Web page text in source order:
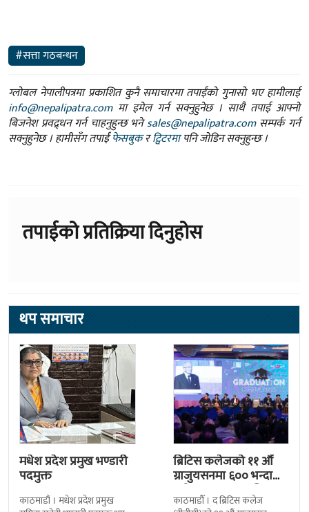
#सत्ता गठबन्धन
ग्लोबल नेपालीपत्रमा प्रकाशित कुनै समाचारमा तपाईंको गुनासो भए हामीलाई
info@nepalipatra.comमा इमेल गर्न सक्नुहुनेछ । साथै तपाई आफ्नो
बिजनेश प्रवद्र्धन गर्न चाहनुहुन्छ भनेsales@nepalipatra.comसम्पर्क गर्न
सक्नुहुनेछ । हामीसँग तपाईंफेसबुकरट्विटरमापनि जोडिन सक्नुहुन्छ ।
तपाईको प्रतिक्रिया दिनुहोस
थप समाचार
मधेश प्रदेश प्रमुख भण्डारी
पदमुक्त
काठमाडौं । मधेश प्रदेश प्रमुख
ब्रिटिस कलेजको ११ औँ
ग्राजुयसनमा ६०० भन्दा
बढी ग्राजुयट सम्मानित
काठमाडौँ । द ब्रिटिस कलेज